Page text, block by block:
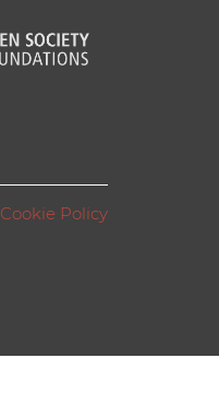
Cookie Policy